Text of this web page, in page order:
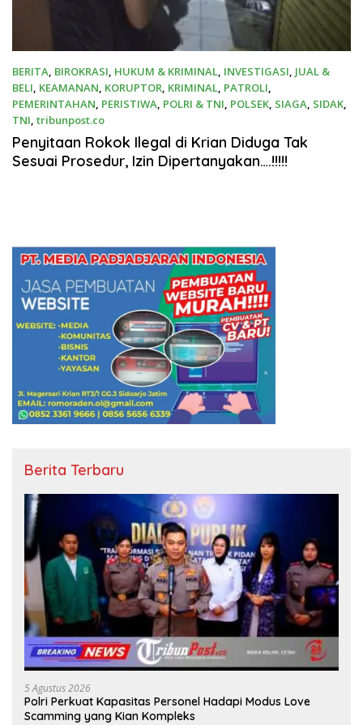
BERITA, BIROKRASI, HUKUM & KRIMINAL, INVESTIGASI, JUAL &
BELI, KEAMANAN, KORUPTOR, KRIMINAL, PATROLI,
PEMERINTAHAN, PERISTIWA, POLRI & TNI, POLSEK, SIAGA, SIDAK,
TNI, tribunpost.co
22 Januari 2026
Penyitaan Rokok Ilegal di Krian Diduga Tak
Sesuai Prosedur, Izin Dipertanyakan….!!!!!
Berita Terbaru
5 Agustus 2026
Polri Perkuat Kapasitas Personel Hadapi Modus Love
Scamming yang Kian Kompleks